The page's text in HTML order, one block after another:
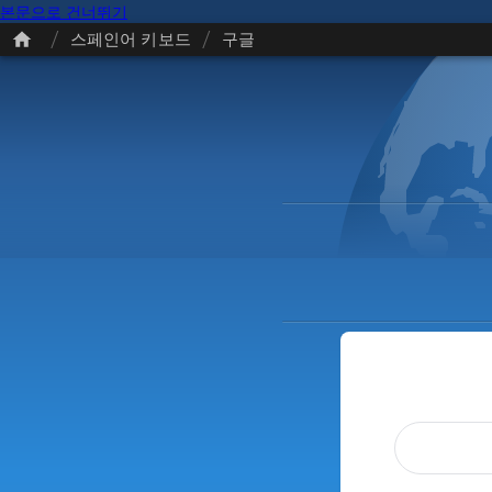
본문으로 건너뛰기
/ 스페인어 키보드 / 구글